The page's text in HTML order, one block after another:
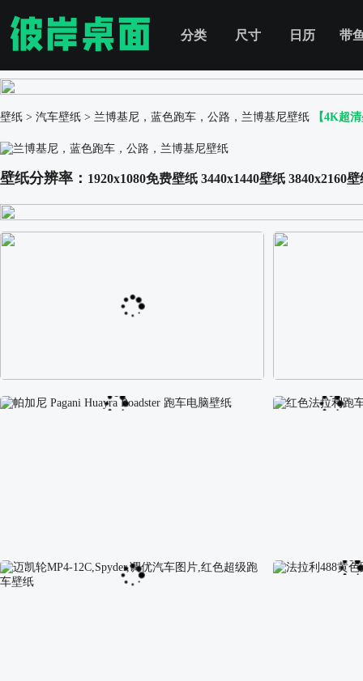
分类 尺寸 日历 带
壁纸 > 汽车壁纸 > 兰博基尼，蓝色跑车，公路，兰博基尼壁纸 【4K超
壁纸分辨率： 1920x1080免费壁纸 3440x1440壁纸 3840x2160壁
阿尔卑斯山区自然风景壁纸 校园长发可爱
帕加尼 Pagani Huayra Roadster 跑车电脑壁纸 红色法拉利跑车